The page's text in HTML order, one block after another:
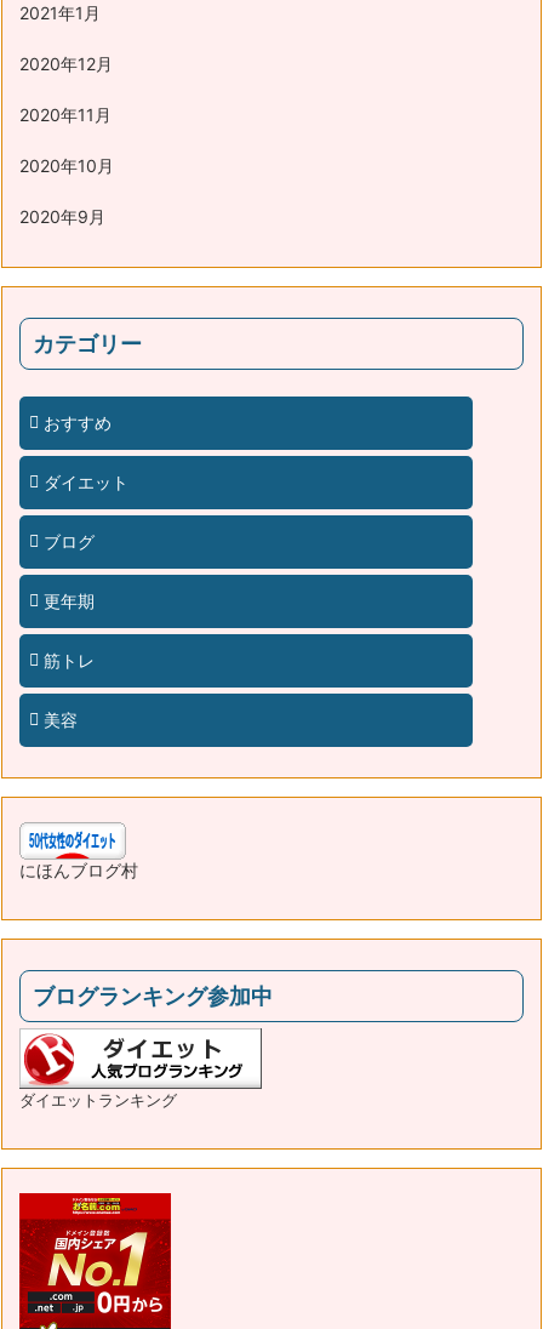
2021年1月
2020年12月
2020年11月
2020年10月
2020年9月
カテゴリー
おすすめ
ダイエット
ブログ
更年期
筋トレ
美容
にほんブログ村
ブログランキング参加中
ダイエットランキング